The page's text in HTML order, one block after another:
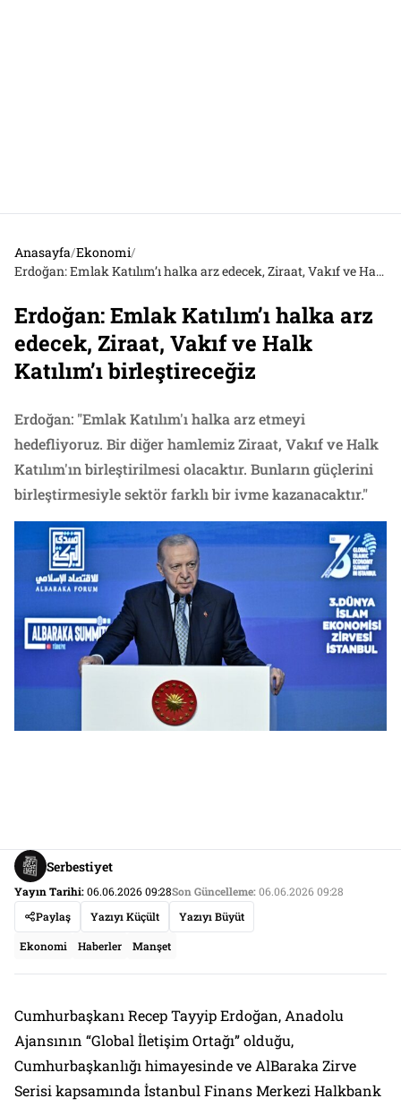
Anasayfa/Ekonomi/
Erdoğan: Emlak Katılım’ı halka arz edecek, Ziraat, Vakıf ve Halk Katılım’ı birleştireceğiz
Erdoğan: Emlak Katılım’ı halka arz
edecek, Ziraat, Vakıf ve Halk
Katılım’ı birleştireceğiz
Erdoğan: "Emlak Katılım'ı halka arz etmeyi
hedefliyoruz. Bir diğer hamlemiz Ziraat, Vakıf ve Halk
Katılım'ın birleştirilmesi olacaktır. Bunların güçlerini
birleştirmesiyle sektör farklı bir ivme kazanacaktır."
Serbestiyet
Yayın Tarihi:06.06.2026 09:28Son Güncelleme:06.06.2026 09:28
Paylaş
Yazıyı Küçült Yazıyı Büyüt
Ekonomi Haberler Manşet
Cumhurbaşkanı Recep Tayyip Erdoğan, Anadolu
Ajansının “Global İletişim Ortağı” olduğu,
Cumhurbaşkanlığı himayesinde ve AlBaraka Zirve
Serisi kapsamında İstanbul Finans Merkezi Halkbank